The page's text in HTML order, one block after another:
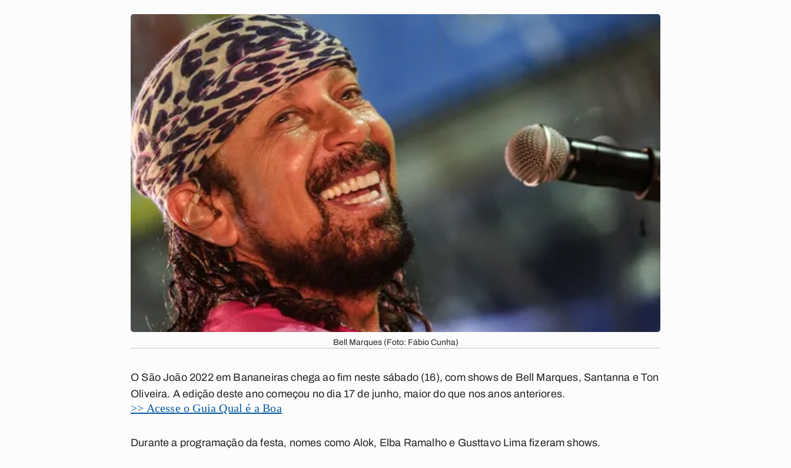
Bell Marques (Foto: Fábio Cunha)
O São João 2022 em Bananeiras chega ao fim neste sábado (16), com shows de Bell Marques, Santanna e Ton
Oliveira. A edição deste ano começou no dia 17 de junho, maior do que nos anos anteriores.
>> Acesse o Guia Qual é a Boa
Durante a programação da festa, nomes como Alok, Elba Ramalho e Gusttavo Lima fizeram shows.